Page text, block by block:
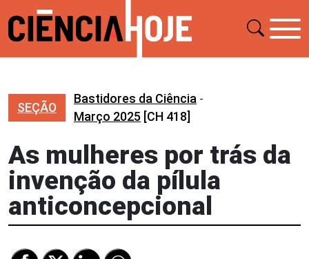
SEÇÃO
Bastidores da Ciência -
Março 2025 [CH 418]
As mulheres por trás da
invenção da pílula
anticoncepcional